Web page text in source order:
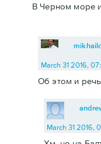
В Черном море
March 31 2016,
Об этом и
March 31 2016,